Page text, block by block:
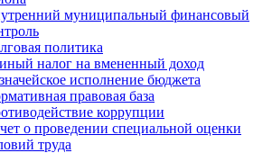
муниципальный финансовый
политика
налог на вмененный доход
исполнение бюджета
правовая база
коррупции
о проведении специальной оценки
труда